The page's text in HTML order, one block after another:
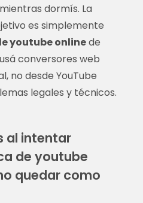
dormís. La
es simplemente
youtube onlinede
conversores web
no desde YouTube
legales y técnicos.
al intentar
de youtube
quedar como